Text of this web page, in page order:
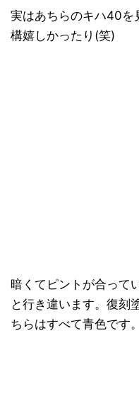
実はあちらのキハ40を
構嬉しかったり(笑)
暗くてピントが合って
と行き違います。復刻
ちらはすべて青色です。